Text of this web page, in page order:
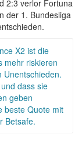
2:3 verlor Fortuna
der 1. Bundesliga
X2 ist die
mehr riskieren
Unentschieden.
dass sie
geben
beste Quote mit
Betsafe.